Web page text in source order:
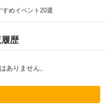
めイベント20選
歴
ありません。